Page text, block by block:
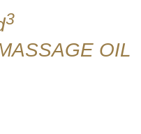
3
OIL